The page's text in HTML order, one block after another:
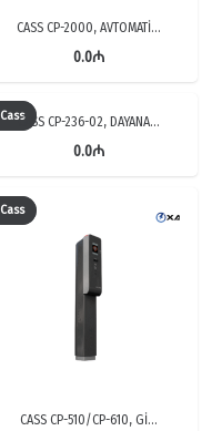
CASS CP-2000, AVTOMATİ…
0.0₼
CassCASS CP-236-02, DAYANA…
0.0₼
Cass
CASS CP-510/CP-610, Gİ…